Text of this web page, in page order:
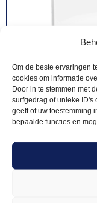
Om de beste ervaringen
cookies om informatie
Door in te stemmen met
surfgedrag of unieke ID's
geeft of uw toestemming
bepaalde functies en